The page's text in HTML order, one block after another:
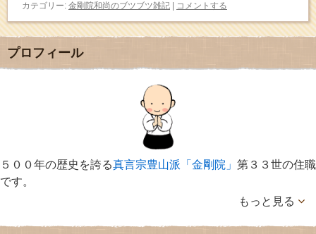
カテゴリー: 金剛院和尚のブツブツ雑記 | コメントする
プロフィール
５００年の歴史を誇る真言宗豊山派「金剛院」 第３３世の住職
です。
もっと見る